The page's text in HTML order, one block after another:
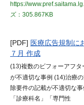
https://
ズ：305.867KB
[PDF] 医療広告規制に
７月 作成
(13)複数のビフォーアフ
が不適切な事例 (14)治療
除要件の記載が不適切な
「診療科名」「専門性